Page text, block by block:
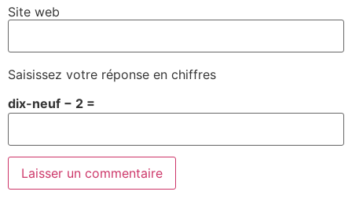
Site web
Saisissez votre réponse en chiffres
dix-neuf − 2 =